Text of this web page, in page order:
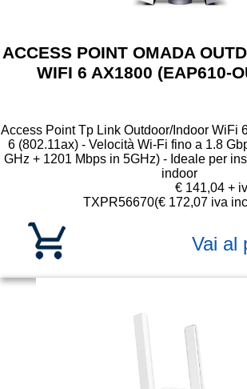
ACCESS POINT OMADA
WIFI 6 AX1800 (EAP610-
Access Point Tp Link Outdoor/Indoor WiFi
6 (802.11ax) - Velocità Wi-Fi fino a 1.8
GHz + 1201 Mbps in 5GHz) - Ideale per
indoor
TXPR56670
€ 141,04 +
(€ 172,07 iva
Vai al